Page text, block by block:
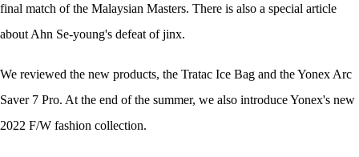
final match of the Malaysian Masters. There is also a special article
about Ahn Se-young's defeat of jinx.
We reviewed the new products, the Tratac Ice Bag and the Yonex Arc
Saver 7 Pro. At the end of the summer, we also introduce Yonex's new
2022 F/W fashion collection.